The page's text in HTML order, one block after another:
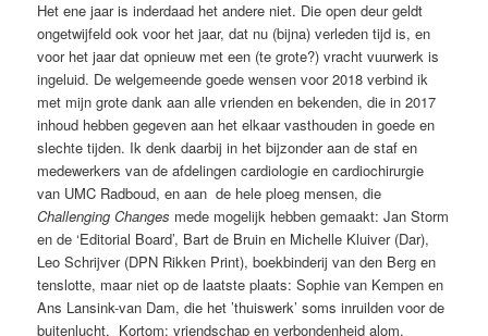
Het ene jaar is inderdaad het andere niet. Die open deur geldt
ongetwijfeld ook voor het jaar, dat nu (bijna) verleden tijd is, en
voor het jaar dat opnieuw met een (te grote?) vracht vuurwerk is
ingeluid. De welgemeende goede wensen voor 2018 verbind ik
met mijn grote dank aan alle vrienden en bekenden, die in 2017
inhoud hebben gegeven aan het elkaar vasthouden in goede en
slechte tijden. Ik denk daarbij in het bijzonder aan de staf en
medewerkers van de afdelingen cardiologie en cardiochirurgie
van UMC Radboud, en aan de hele ploeg mensen, die
Challenging Changes mede mogelijk hebben gemaakt: Jan Storm
en de ‘Editorial Board’, Bart de Bruin en Michelle Kluiver (Dar),
Leo Schrijver (DPN Rikken Print), boekbinderij van den Berg en
tenslotte, maar niet op de laatste plaats: Sophie van Kempen en
Ans Lansink-van Dam, die het ’thuiswerk’ soms inruilden voor de
buitenlucht. Kortom: vriendschap en verbondenheid alom.